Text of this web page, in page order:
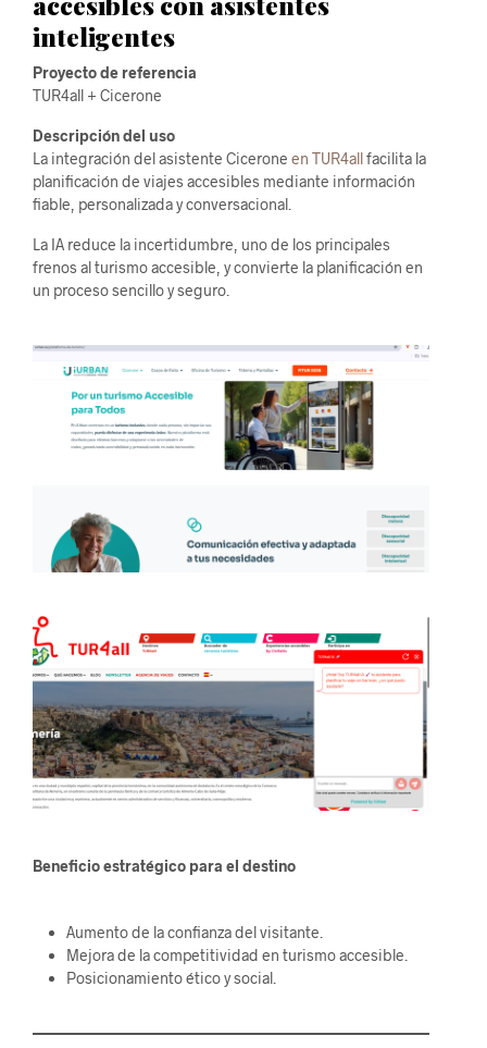
inteligentes
Proyecto de referencia
TUR4all + Cicerone
Descripción del uso
La integración del asistente Cicerone en TUR4allfacilita la
planificación de viajes accesibles mediante información
fiable, personalizada y conversacional.
La IA reduce la incertidumbre, uno de los principales
frenos al turismo accesible, y convierte la planificación en
un proceso sencillo y seguro.
Beneficio estratégico para el destino
Aumento de la confianza del visitante.
Mejora de la competitividad en turismo accesible.
Posicionamiento ético y social.